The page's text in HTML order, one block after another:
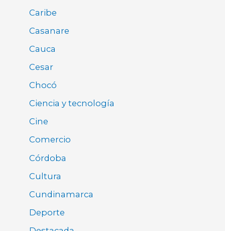
Caribe
Casanare
Cauca
Cesar
Chocó
Ciencia y tecnología
Cine
Comercio
Córdoba
Cultura
Cundinamarca
Deporte